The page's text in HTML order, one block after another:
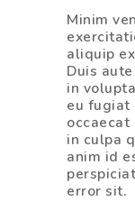
Minim
aliquip
Duis
in
eu fugiat
in culpa
anim id
error sit.